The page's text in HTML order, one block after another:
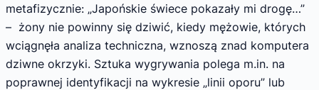
metafizycznie: „Japońskie świece pokazały mi drogę…”
– żony nie powinny się dziwić, kiedy mężowie, których
wciągnęła analiza techniczna, wznoszą znad komputera
dziwne okrzyki. Sztuka wygrywania polega m.in. na
poprawnej identyfikacji na wykresie „linii oporu” lub